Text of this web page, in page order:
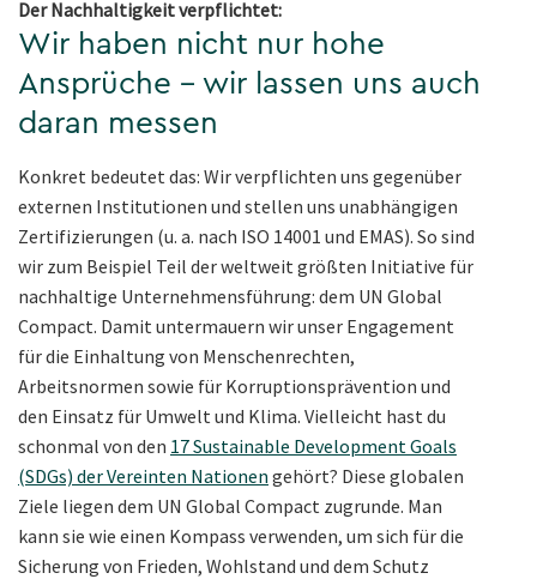
Der Nachhaltigkeit verpflichtet:
Wir haben nicht nur hohe
Ansprüche – wir lassen uns auch
daran messen
Konkret bedeutet das: Wir verpflichten uns gegenüber
externen Institutionen und stellen uns unabhängigen
Zertifizierungen (u. a. nach ISO 14001 und EMAS). So sind
wir zum Beispiel Teil der weltweit größten Initiative für
nachhaltige Unternehmensführung: dem UN Global
Compact. Damit untermauern wir unser Engagement
für die Einhaltung von Menschenrechten,
Arbeitsnormen sowie für Korruptionsprävention und
den Einsatz für Umwelt und Klima. Vielleicht hast du
schonmal von den 17 Sustainable Development Goals
(SDGs) der Vereinten Nationen gehört? Diese globalen
Ziele liegen dem UN Global Compact zugrunde. Man
kann sie wie einen Kompass verwenden, um sich für die
Sicherung von Frieden, Wohlstand und dem Schutz